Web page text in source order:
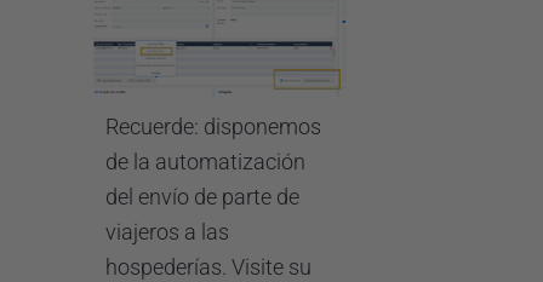
Recuerde: disponemos
de la automatización
del envío de parte de
viajeros a las
hospederías. Visite su